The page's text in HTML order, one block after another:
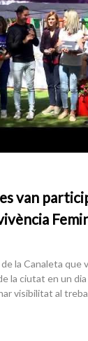
van
la Canaleta que
la ciutat en un dia
visibilitat al